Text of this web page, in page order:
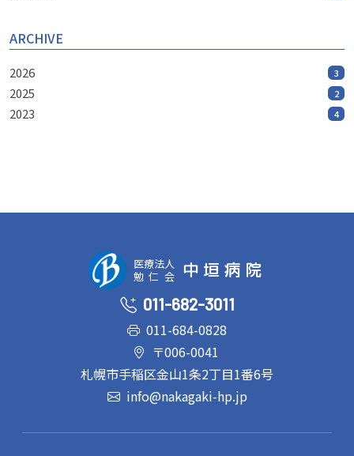
ARCHIVE
2026 3
2025 2
2023 4
医療法人
勉仁会 中垣病院
011-682-3011
011-684-0828
〒006-0041
札幌市手稲区金山1条2丁目1番6号
info@nakagaki-hp.jp